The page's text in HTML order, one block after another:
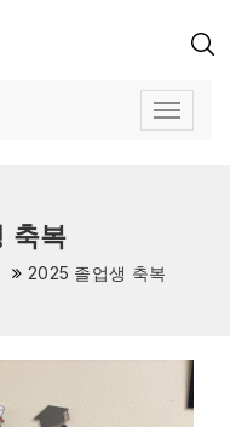
축복
2025 졸업생 축복